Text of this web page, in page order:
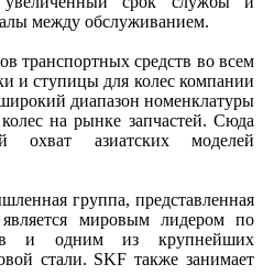
между обслуживанием.
транспортных средств во всем
и ступицы для колес компании
диапазон номенклатуры
на рынке запчастей. Сюда
охват азиатских моделей
группа, представленная
мировым лидером по
и одним из крупнейших
стали. SKF также занимает